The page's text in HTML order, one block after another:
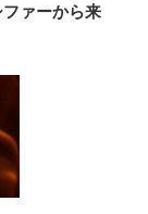
ァーから来